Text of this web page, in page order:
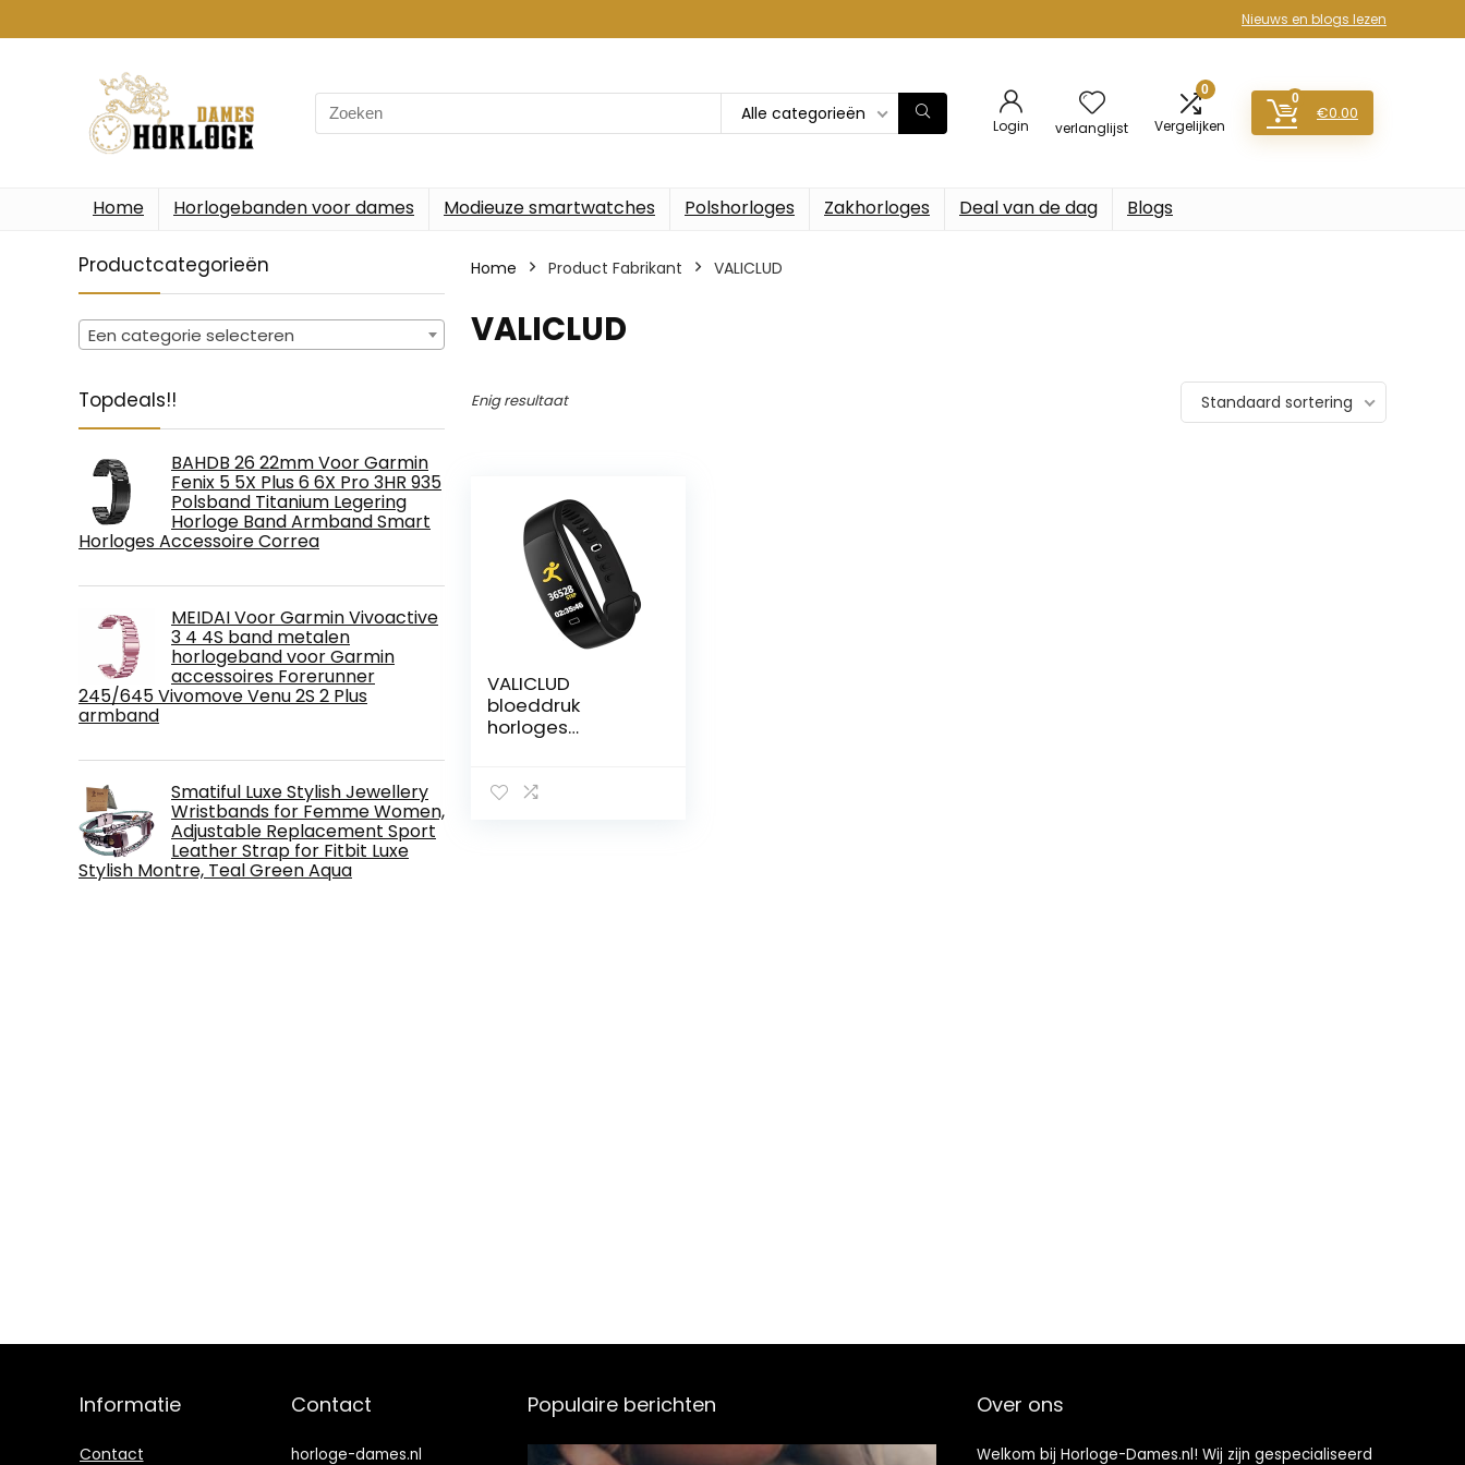
Nieuws en blogs lezen
Search
for:
Alle categorieën
Login verlanglijst
0
Vergelijken
0
€0.00
Home Horlogebanden voor dames Modieuze smartwatches Polshorloges Zakhorloges Deal van de dag Blogs
Productcategorieën
Een categorie selecteren
Topdeals!!
BAHDB 26 22mm Voor Garmin
Fenix 5 5X Plus 6 6X Pro 3HR 935
Polsband Titanium Legering
Horloge Band Armband Smart
Horloges Accessoire Correa
MEIDAI Voor Garmin Vivoactive
3 4 4S band metalen
horlogeband voor Garmin
accessoires Forerunner
245/645 Vivomove Venu 2S 2 Plus
armband
Smatiful Luxe Stylish Jewellery
Wristbands for Femme Women,
Adjustable Replacement Sport
Leather Strap for Fitbit Luxe
Stylish Montre, Teal Green Aqua
Home Product Fabrikant ‎VALICLUD
‎VALICLUD
Enig resultaat Standaard sortering
VALICLUD
bloeddruk
horloges
band slapen
Informatie
Contact
Contact
horloge-dames.nl
Populaire berichten Over ons
Welkom bij Horloge-Dames.nl! Wij zijn gespecialiseerd